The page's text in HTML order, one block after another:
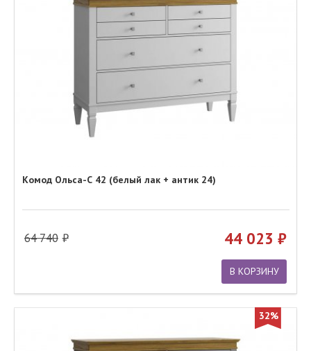
Комод Ольса-С 42 (белый лак + антик 24)
64 740 44 023
В КОРЗИНУ
32%